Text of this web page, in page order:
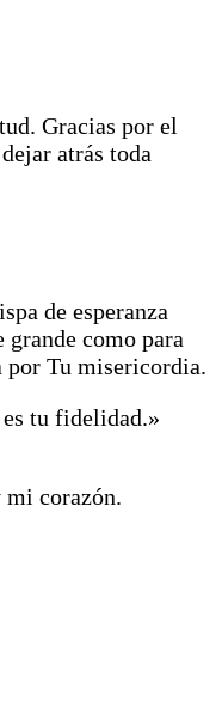
Gracias por el
atrás toda
de esperanza
como para
por Tu misericordia.
es tu fidelidad.»
mi corazón.